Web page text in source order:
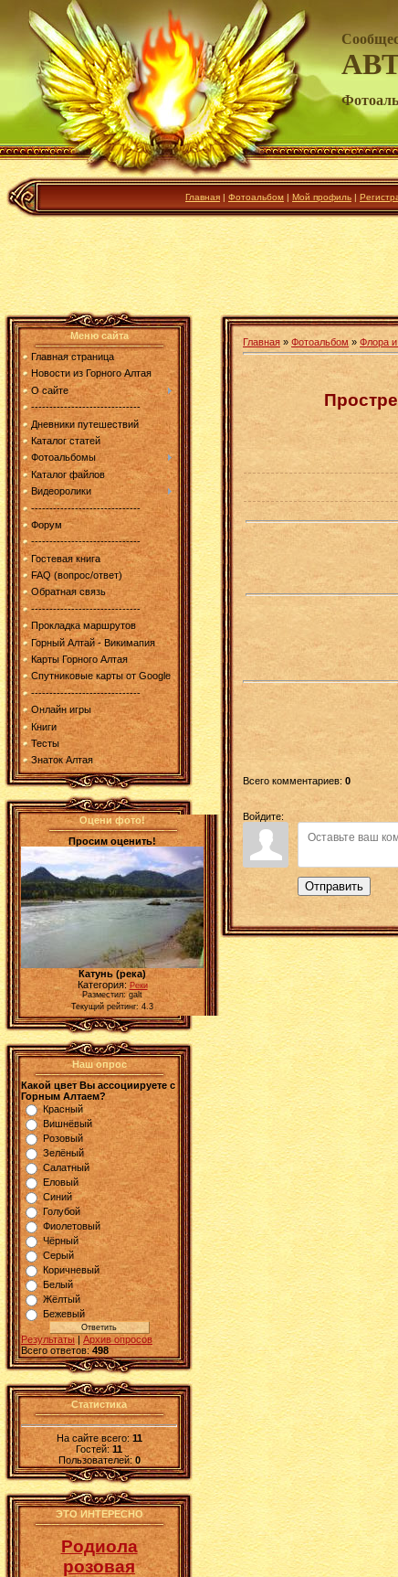
Главная | Фотоальбом | Мой профиль |
Меню сайта
Главная страница
Новости из Горного Алтая
О сайте
------------------------------
Дневники путешествий
Каталог статей
Фотоальбомы
Каталог файлов
Видеоролики
------------------------------
Форум
------------------------------
Гостевая книга
FAQ (вопрос/ответ)
Обратная связь
------------------------------
Прокладка маршрутов
Горный Алтай - Викимапия
Карты Горного Алтая
Спутниковые карты от Google
------------------------------
Онлайн игры
Книги
Тесты
Знаток Алтая
Оцени фото!
Просим оценить!
Катунь (река)
Категория: Реки
Разместил: galt
Текущий рейтинг: 4.3
Наш опрос
Какой цвет Вы ассоциируете с
Горным Алтаем?
Красный
Вишнёвый
Розовый
Зелёный
Салатный
Еловый
Синий
Голубой
Фиолетовый
Чёрный
Серый
Коричневый
Белый
Жёлтый
Бежевый
Результаты | Архив опросов
Всего ответов: 498
Статистика
На сайте всего:11
Гостей: 11
Пользователей: 0
ЭТО ИНТЕРЕСНО
Родиола
розовая
Главная » Фотоальбом» Флора
Всего комментариев: 0
Войдите:
Отправить